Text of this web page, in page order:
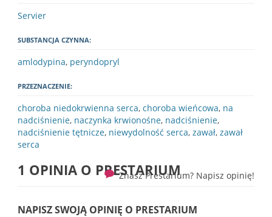
Servier
SUBSTANCJA CZYNNA:
amlodypina, peryndopryl
PRZEZNACZENIE:
choroba niedokrwienna serca, choroba wieńcowa, na
nadciśnienie, naczynka krwionośne, nadciśnienie,
nadciśnienie tętnicze, niewydolność serca, zawał, zawał
serca
1 OPINIA O PRESTARIUM
Znasz Prestarium? Napisz opinię!
NAPISZ SWOJĄ OPINIĘ O PRESTARIUM